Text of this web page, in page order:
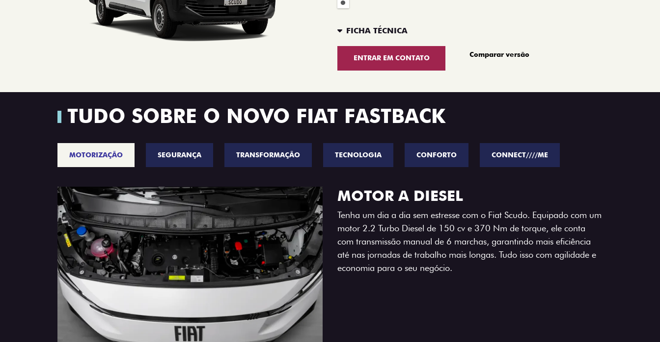
FICHA TÉCNICA
ENTRAR EM CONTATO Comparar versão
TUDO SOBRE O NOVO FIAT FASTBACK
MOTORIZAÇÃO SEGURANÇA TRANSFORMAÇÃO TECNOLOGIA CONFORTO CONNECT////ME
MOTOR A DIESEL
Tenha um dia a dia sem estresse com o Fiat Scudo. Equipado com um
motor 2.2 Turbo Diesel de 150 cv e 370 Nm de torque, ele conta
com transmissão manual de 6 marchas, garantindo mais eficiência
até nas jornadas de trabalho mais longas. Tudo isso com agilidade e
economia para o seu negócio.